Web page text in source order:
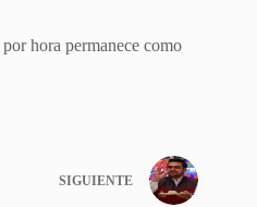
hora permanece como
SIGUIENTE